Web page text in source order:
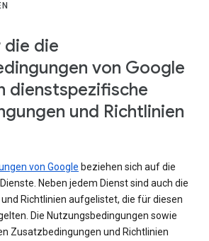
die die
von Google
dienstspezifische
und Richtlinien
von Google beziehen sich auf die
Neben jedem Dienst sind auch die
Richtlinien aufgelistet, die für diesen
Die Nutzungsbedingungen sowie
Zusatzbedingungen und Richtlinien